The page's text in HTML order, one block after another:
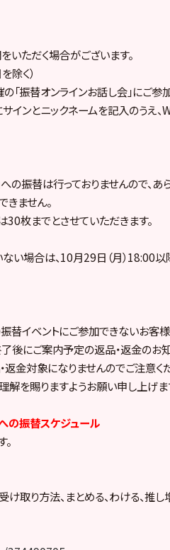
ただく場合がございます。
除く）
「振替オンラインお話し会」にご
インとニックネームを記入のう
の振替は行っておりませんので、あ
きません。
30枚までとさせていただきます。
い場合は、10月29日（月）18:00以
イベントにご参加できないお客
後にご案内予定の返品・返金のお
金対象になりませんのでご注意く
解を賜りますようお願い申し上げま
への振替スケジュール
取り方法、まとめる、わける、推